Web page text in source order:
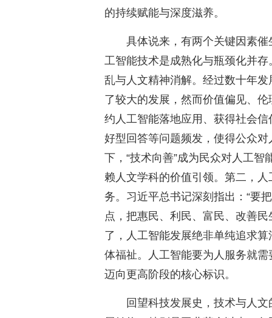
的持续赋能与深度滋养。
具体说来，有两个关键因素
工智能技术是成熟化与瓶颈化并
乱与人文精神消解。经过数十年
了较大的发展，然而价值偏见、
约人工智能落地应用、获得社会
好型回答等问题频发，使得公众
下，“技术向善”成为民众对人工智
赖人文学科的价值引领。第二，
务。习近平总书记深刻指出：“要
点，把惠民、利民、富民、改善
了，人工智能发展绝非单纯追求
体福祉。人工智能要为人服务就
迈向更高阶段的核心标识。
回望科技发展史，技术与人